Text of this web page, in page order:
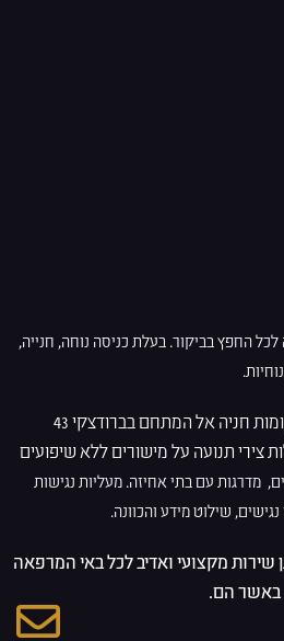
לכל החפץ בביקור. בעלת כניסה נוחה, חנייה,
ממדרכה וממקומות חניה אל המתחם בברודצקי 43
צירי תנועה על מישורים ללא שיפועים
מדרגות עם בתי אחיזה. מעליות נגישות
שילוט מידע והכוונה.
מקצועי ואדיב לכל באי המרפאה
באשר הם.